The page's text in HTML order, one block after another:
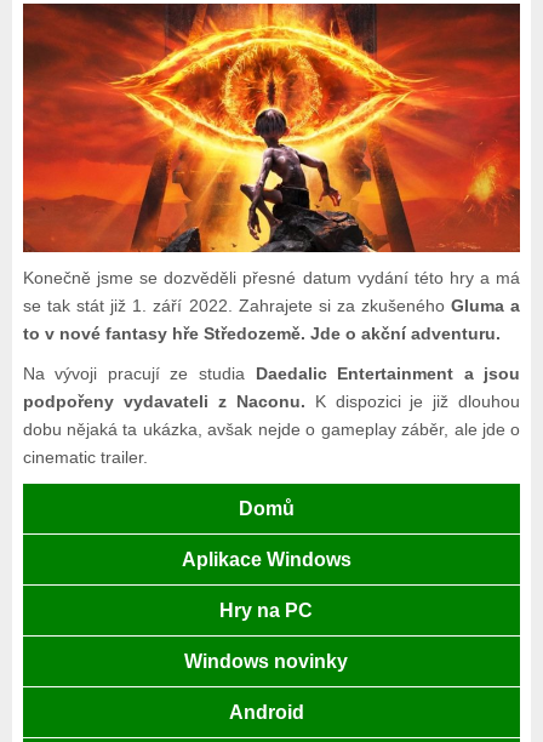
Konečně jsme se dozvěděli přesné datum vydání této hry a má
se tak stát již 1. září 2022. Zahrajete si za zkušenéhoGluma a
to v nové fantasy hře Středozemě. Jde o akční adventuru.
Na vývoji pracují ze studia Daedalic Entertainment a jsou
podpořeny vydavateli z Naconu. K dispozici je již dlouhou
dobu nějaká ta ukázka, avšak nejde o gameplay záběr, ale jde o
cinematic trailer.
Domů
Aplikace Windows
Hry na PC
Windows novinky
Android